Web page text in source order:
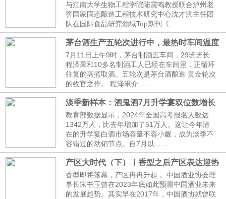
与江南大学生物工程学院陆震鸣教授联合泸州老
窖国家固态酿造工程技术研究中心沈才洪主任团
队在国际食品研究领域Top期刊《... ...
茅台酒生产五轮次进行中，最热时车间温度
超40度
7月11日上午9时，茅台制酒五车间，29班班长
程泽果和10多名制酒工人已经在车间里，正循环
往复的蒸煮取酒。五轮次是茅台酒酿造 黄金轮次
的收官之作。 程泽果介... ...
淡季新样本：酒鬼酒7月升学宴双位数增长
背后的合力、推力、向心力
教育部数据显示，2024年全国高考报名人数达
1342万人，比去年增加了51万人。这让今年潜
在的升学宴白酒市场容量不容小觑，成为淡季不
容错过的动销节点。自7月以... ...
产区大时代（下）｜香型之后产区表达迎热
潮，产区建设警惕“灯下黑”
香型即将落幕，产区冉冉升起 。中国酒业协会理
事长宋书玉曾在2023年底如此预测中国酒业未来
的发展趋势。其实早在2017年，中国酒协就曾联